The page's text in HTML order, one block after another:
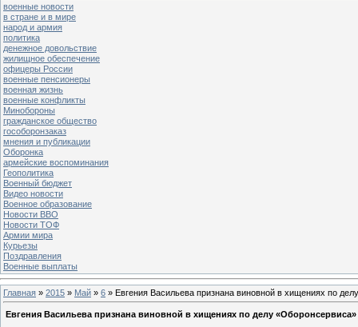
военные новости
в стране и в мире
народ и армия
политика
денежное довольствие
жилищное обеспечение
офицеры России
военные пенсионеры
военная жизнь
военные конфликты
Минобороны
гражданское общество
гособоронзаказ
мнения и публикации
Оборонка
армейские воспоминания
Геополитика
Военный бюджет
Видео новости
Военное образование
Новости ВВО
Новости ТОФ
Армии мира
Курьезы
Поздравления
Военные выплаты
Главная » 2015 » Май » 6 » Евгения Васильева признана виновной в хищениях по
Евгения Васильева признана виновной в хищениях по делу «Оборонсервиса»